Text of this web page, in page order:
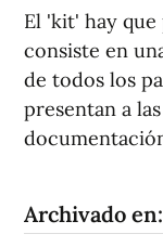
El 'kit' hay
consiste en
de todos los
presentan a
Archivado en: